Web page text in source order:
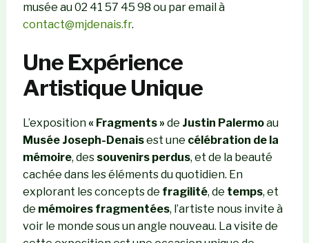
musée au 02 41 57 45 98 ou par email à
contact@mjdenais.fr.
Une Expérience
Artistique Unique
L’exposition« Fragments » de Justin Palermoau
Musée Joseph-Denaisest une célébration de la
mémoire, des souvenirs perdus, et de la beauté
cachée dans les éléments du quotidien. En
explorant les concepts de fragilité, de temps, et
de mémoires fragmentées, l’artiste nous invite à
voir le monde sous un angle nouveau. La visite de